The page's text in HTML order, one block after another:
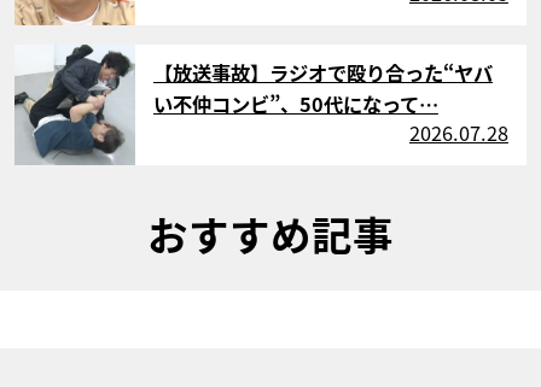
【放送事故】ラジオで殴り合った“ヤバ
い不仲コンビ”、50代になって…
2026.07.28
おすすめ記事